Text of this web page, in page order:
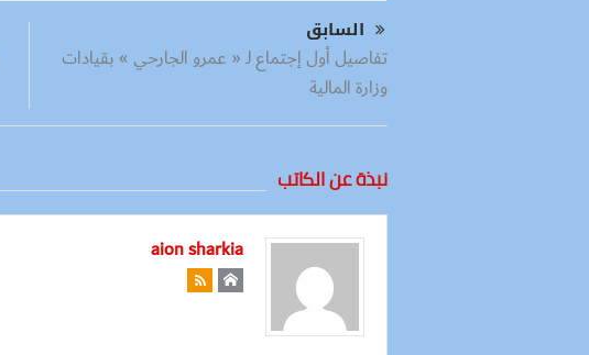
السابق
تفاصيل أول إجتماع لـ « عمرو الجارحي » بقيادات
وزارة المالية
نبذة عن الكاتب
aion sharkia